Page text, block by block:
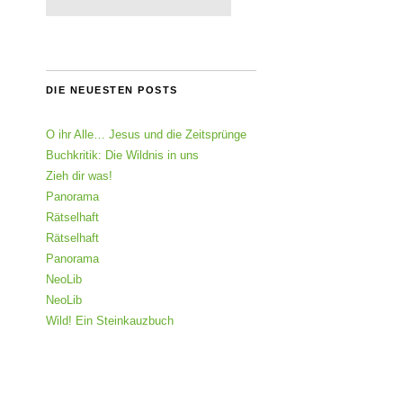
DIE NEUESTEN POSTS
O ihr Alle… Jesus und die Zeitsprünge
Buchkritik: Die Wildnis in uns
Zieh dir was!
Panorama
Rätselhaft
Rätselhaft
Panorama
NeoLib
NeoLib
Wild! Ein Steinkauzbuch